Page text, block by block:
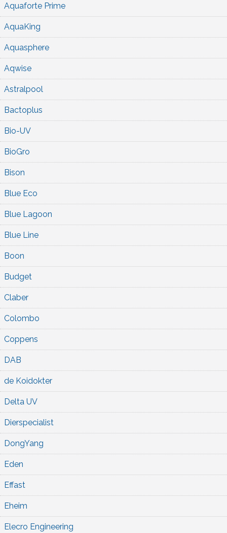
Aquaforte Prime
AquaKing
Aquasphere
Aqwise
Astralpool
Bactoplus
Bio-UV
BioGro
Bison
Blue Eco
Blue Lagoon
Blue Line
Boon
Budget
Claber
Colombo
Coppens
DAB
de Koidokter
Delta UV
Dierspecialist
DongYang
Eden
Effast
Eheim
Elecro Engineering